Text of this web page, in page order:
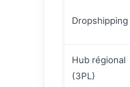
Dropshipping
Hub régional
(3PL)